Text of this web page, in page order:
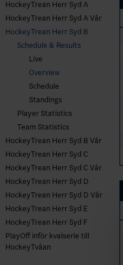
HockeyTrean Herr Syd A
HockeyTrean Herr Syd A Vår
HockeyTrean Herr Syd B
Schedule & Results
Live
Overview
Schedule
Standings
Player Statistics
Team Statistics
HockeyTrean Herr Syd B Vår
HockeyTrean Herr Syd C
HockeyTrean Herr Syd C Vår
HockeyTrean Herr Syd D
HockeyTrean Herr Syd D Vår
HockeyTrean Herr Syd E
HockeyTrean Herr Syd F
PlayOff inför kvalserie till
HockeyTvåan